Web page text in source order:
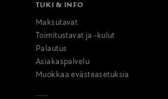
TUKI & INFO
Maksutavat
Toimitustavat ja -kulut
Palautus
Asiakaspalvelu
Muokkaa evästeasetuksia